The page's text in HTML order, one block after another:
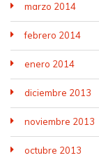
marzo 2014
febrero 2014
enero 2014
diciembre 2013
noviembre 2013
octubre 2013